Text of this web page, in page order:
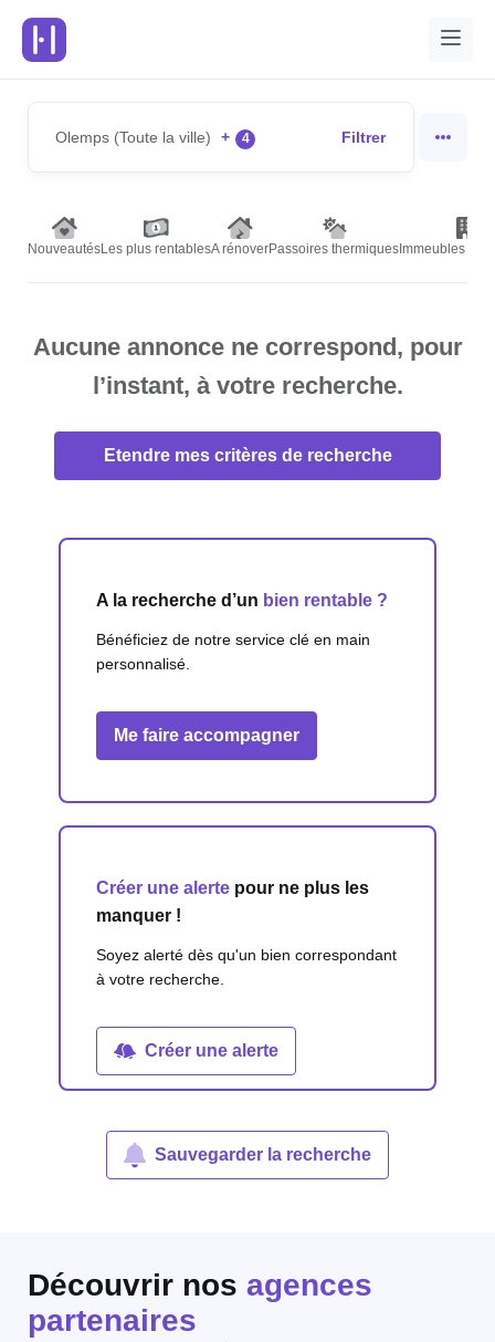
Olemps (Toute la ville) + 4 Filtrer
NouveautésLes plus rentablesA rénoverPassoires thermiques Immeubles de
Aucune annonce ne correspond, pour
l’instant, à votre recherche.
Etendre mes critères de recherche
A la recherche d’un bien rentable ?
Bénéficiez de notre service clé en main
personnalisé.
Me faire accompagner
Créer une alerte pour ne plus les
manquer !
Soyez alerté dès qu'un bien correspondant
à votre recherche.
Créer une alerte
Sauvegarder la recherche
Découvrir nos agences
partenaires